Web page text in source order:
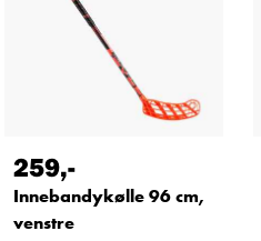
259,-
Innebandykølle 96 cm,
venstre